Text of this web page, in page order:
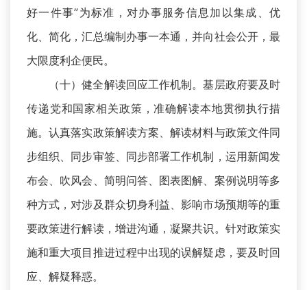
好一件事”为标准，对办事服务信息加以集成、优
化、简化，汇总编制办事一本通，并向社会公开，最
大限度利企便民。
（十）健全解读回应工作机制。基层政府要及时
传递党和国家相关政策，准确解读本地贯彻执行措
施。认真落实政策解读方案、解读材料与政策文件同
步组织、同步审签、同步部署工作机制，运用新闻发
布会、吹风会、简明问答、图表图解、案例说明等多
种方式，对涉及群众切身利益、影响市场预期等的重
要政策进行解读，增进沟通，凝聚共识。针对政策实
施和重大项目推进过程中出现的误解疑虑，要及时回
应、解疑释惑。